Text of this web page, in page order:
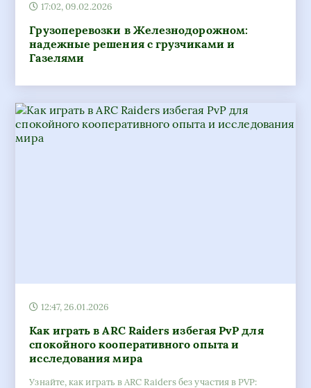
17:02, 09.02.2026
Грузоперевозки в Железнодорожном:
надежные решения с грузчиками и
Газелями
12:47, 26.01.2026
Как играть в ARC Raiders избегая PvP для
спокойного кооперативного опыта и
исследования мира
Узнайте, как играть в ARC Raiders без участия в PVP: